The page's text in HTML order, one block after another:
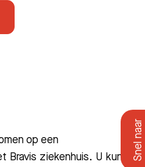
op een
Bravis ziekenhuis. U kunt